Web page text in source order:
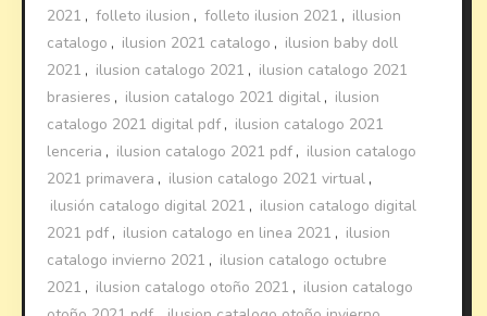
2021 , folleto ilusion , folleto ilusion 2021 , illusion
catalogo , ilusion 2021 catalogo , ilusion baby doll
2021 , ilusion catalogo 2021 , ilusion catalogo 2021
brasieres , ilusion catalogo 2021 digital , ilusion
catalogo 2021 digital pdf , ilusion catalogo 2021
lenceria , ilusion catalogo 2021 pdf , ilusion catalogo
2021 primavera , ilusion catalogo 2021 virtual ,
ilusión catalogo digital 2021 , ilusion catalogo digital
2021 pdf , ilusion catalogo en linea 2021 , ilusion
catalogo invierno 2021 , ilusion catalogo octubre
2021 , ilusion catalogo otoño 2021 , ilusion catalogo